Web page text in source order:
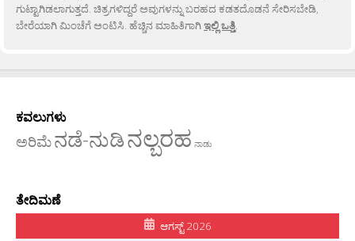
ಗುಟ್ಟಾಗಿಡಲಾಗುತ್ತದೆ. ಚಿತ್ರಗಳಿದ್ದರೆ ಅವುಗಳನ್ನು ಬರಹದ ಕಡತದೊಡನೆ ಸೇರಿಸಬೇಡಿ,
ಬೇರೆಯಾಗಿ ಮಿಂಚೆಗೆ ಅಂಟಿಸಿ. ಹೆಚ್ಚಿನ ಮಾಹಿತಿಗಾಗಿಇಲ್ಲಿ ಒತ್ತಿ
ಕವಲುಗಳು
ಅರಿಮೆನಡೆ-ನುಡಿನಲ್ಬರಹ ನಾಡು
ತೇದಿಮಣೆ
ಆಗಸ್ಟ್ 2026